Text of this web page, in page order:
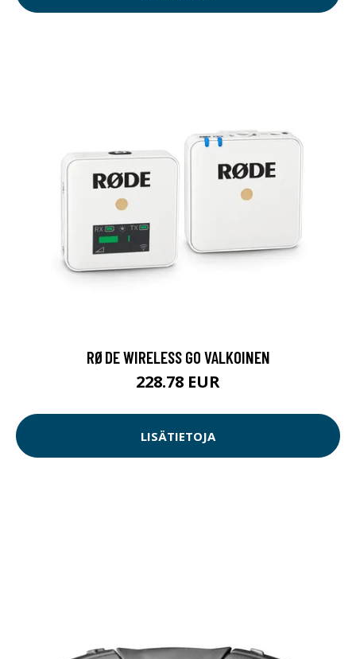
RØDE WIRELESS GO VALKOINEN
228.78 EUR
LISÄTIETOJA